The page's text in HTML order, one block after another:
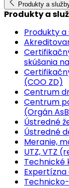
Produkty a
Produkty a
Produkty a
skúšania
(COO ZD)
Centrum
Centrum
(Orgán
Ústredné
Ústredné
Meranie,
UTZ, VTZ
Technické